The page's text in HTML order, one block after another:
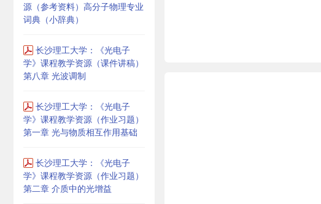
源（参考资料）高分子物理专业
词典（小辞典）
长沙理工大学：《光电子
学》课程教学资源（课件讲稿）
第八章 光波调制
长沙理工大学：《光电子
学》课程教学资源（作业习题）
第一章 光与物质相互作用基础
长沙理工大学：《光电子
学》课程教学资源（作业习题）
第二章 介质中的光增益